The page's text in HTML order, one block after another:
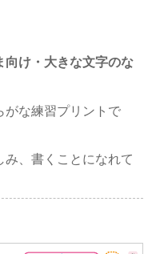
向け・大きな文字のな
がな練習プリントで
、書くことになれて